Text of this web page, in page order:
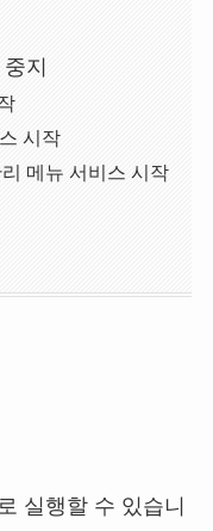
지
시작
메뉴 서비스 시작
실행할 수 있습니